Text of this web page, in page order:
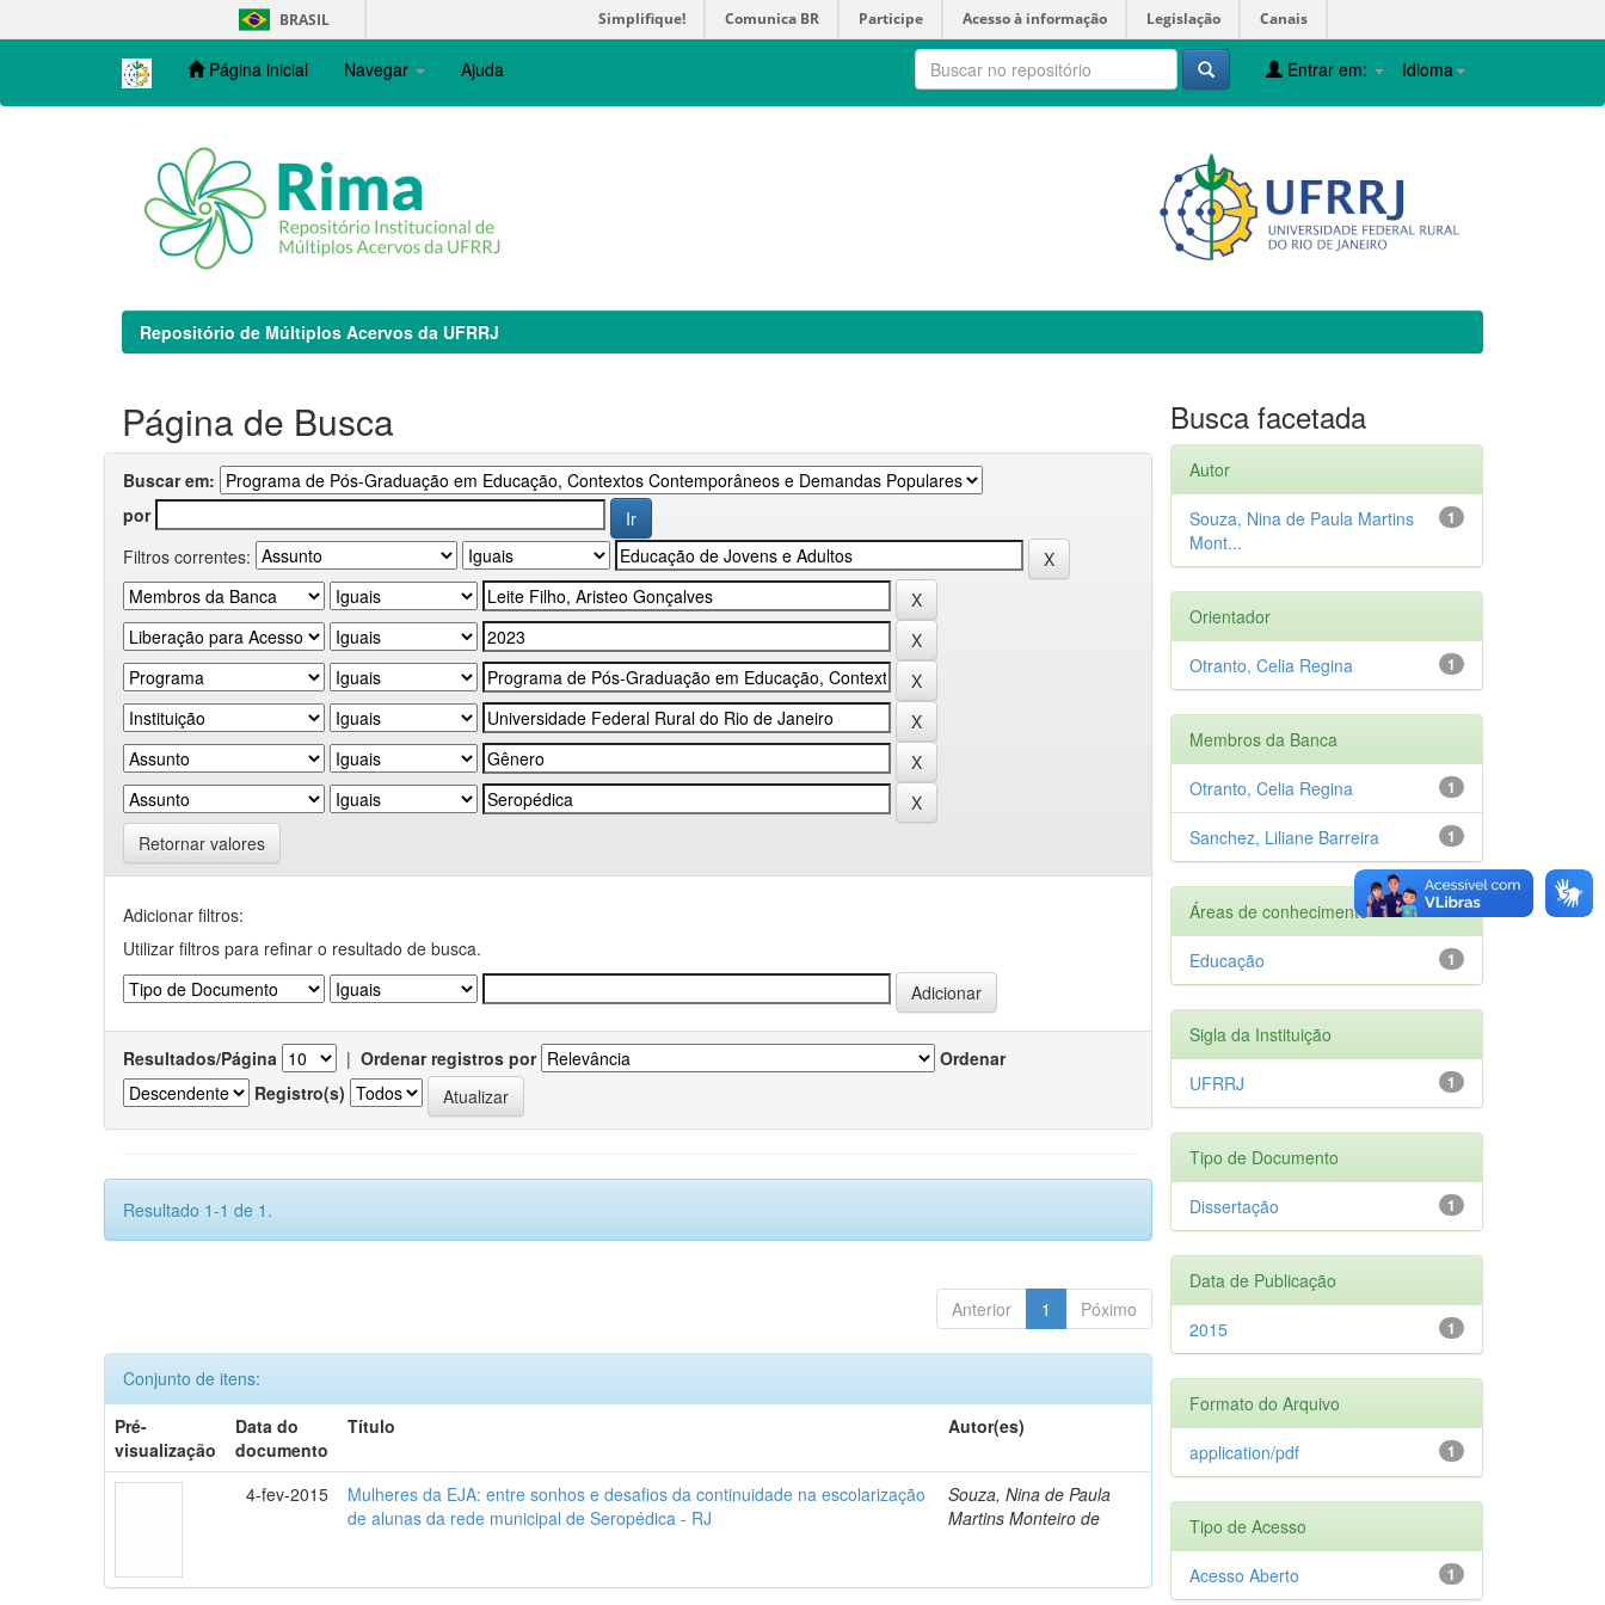
navigation
BRASIL Simplifique! Comunica BR Participe Acesso à informação Legislação Canais
Página inicial Navegar Ajuda Idioma
Entrar em:
Repositório de Múltiplos Acervos da UFRRJ
Página de Busca
Buscar em:
por
Filtros correntes:
Retornar valores
Adicionar filtros:
Utilizar filtros para refinar o resultado de busca.
Resultados/Página | Ordenar registros por
Ordenar
Registro(s)
Resultado 1-1 de 1.
Anterior 1 Póximo
Conjunto de itens:
Pré-
visualização
Data do
documento
Título Autor(es)
4-fev-2015
Mulheres da EJA: entre sonhos e desafios da continuidade na escolarização
de alunas da rede municipal de Seropédica - RJ
Souza, Nina de Paula
Martins Monteiro de
Busca facetada
Autor
1
Souza, Nina de Paula Martins
Mont...
Orientador
1
Otranto, Celia Regina
Membros da Banca
1
Otranto, Celia Regina
1
Sanchez, Liliane Barreira
Áreas de conhecimento
1
Educação
Sigla da Instituição
1
UFRRJ
Tipo de Documento
1
Dissertação
Data de Publicação
1
2015
Formato do Arquivo
1
application/pdf
Tipo de Acesso
1
Acesso Aberto